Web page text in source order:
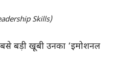
Skills)
बड़ी खूबी उनका ‘इमोशनल